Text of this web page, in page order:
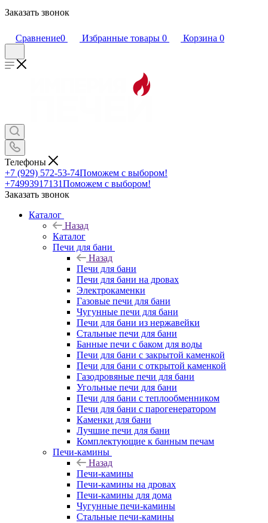
Заказать звонок
Сравнение0 Избранные товары 0 Корзина 0
Телефоны
+7 (929) 572-53-74Поможем с выбором!
+74993917131Поможем с выбором!
Заказать звонок
Каталог
Назад
Каталог
Печи для бани
Назад
Печи для бани
Печи для бани на дровах
Электрокаменки
Газовые печи для бани
Чугунные печи для бани
Печи для бани из нержавейки
Стальные печи для бани
Банные печи с баком для воды
Печи для бани с закрытой каменкой
Печи для бани с открытой каменкой
Газодровяные печи для бани
Угольные печи для бани
Печи для бани с теплообменником
Печи для бани с парогенератором
Каменки для бани
Лучшие печи для бани
Комплектующие к банным печам
Печи-камины
Назад
Печи-камины
Печи-камины на дровах
Печи-камины для дома
Чугунные печи-камины
Стальные печи-камины